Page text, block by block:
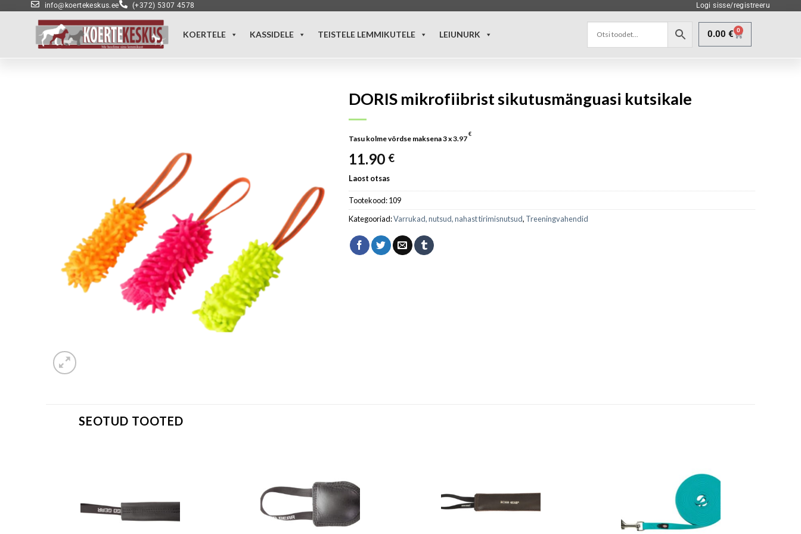
info@koertekeskus.ee (+372) 5307 4578 Logi sisse/registreeru
KOERTELE KASSIDELE TEISTELE LEMMIKUTELE LEIUNURK 0.00 € 0
DORIS mikrofiibrist sikutusmänguasi kutsikale
Tasu kolme võrdse maksena 3 x3.97
€
11.90 €
Laost otsas
Tootekood:109
Kategooriad:Varrukad, nutsud, nahast tirimisnutsud, Treeningvahendid
SEOTUD TOOTED